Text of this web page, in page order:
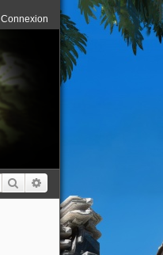
Connexion
Rechercher